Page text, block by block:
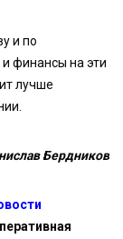
и по
финансы на эти
лучше
Бердников